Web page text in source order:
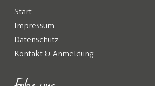
Start
Impressum
Datenschutz
Kontakt & Anmeldung